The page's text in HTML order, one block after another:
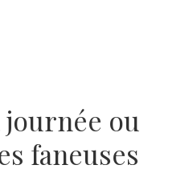
journée ou
faneuses